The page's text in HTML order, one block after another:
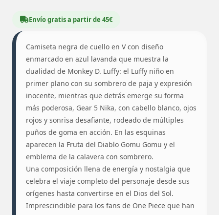
Envío gratis a partir de 45€
Camiseta negra de cuello en V con diseño
enmarcado en azul lavanda que muestra la
dualidad de Monkey D. Luffy: el Luffy niño en
primer plano con su sombrero de paja y expresión
inocente, mientras que detrás emerge su forma
más poderosa, Gear 5 Nika, con cabello blanco, ojos
rojos y sonrisa desafiante, rodeado de múltiples
puños de goma en acción. En las esquinas
aparecen la Fruta del Diablo Gomu Gomu y el
emblema de la calavera con sombrero.
Una composición llena de energía y nostalgia que
celebra el viaje completo del personaje desde sus
orígenes hasta convertirse en el Dios del Sol.
Imprescindible para los fans de One Piece que han